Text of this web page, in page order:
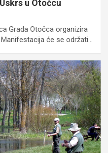
u Otočcu
Grada Otočca organizira
će se održati…